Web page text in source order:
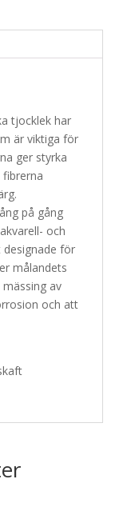
tjocklek har
är viktiga för
ger styrka
på gång
och
designade för
målandets
av
och att